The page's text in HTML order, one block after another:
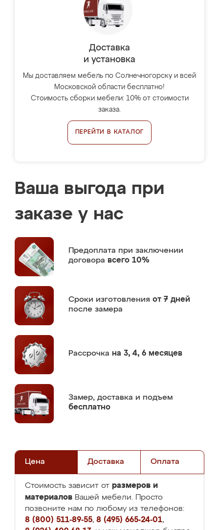
Доставка
и установка
Мы доставляем мебель по Солнечногорску и всей
Московской области бесплатно!
Стоимость сборки мебели: 10% от стоимости
заказа.
ПЕРЕЙТИ В КАТАЛОГ
Ваша выгода при
заказе у нас
Предоплата при заключении
договора всего 10%
Сроки изготовления от 7 дней
после замера
Рассрочка на 3, 4, 6 месяцев
Замер, доставка и подъем
бесплатно
Цена Доставка Оплата
Стоимость зависит от размеров и
материалов Вашей мебели. Просто
позвоните нам по любому из телефонов:
8 (800) 511-89-55, 8 (495) 665-24-01,